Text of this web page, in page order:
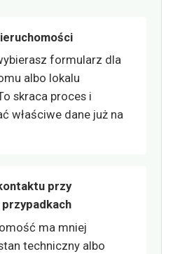
formularz dla
albo lokalu
skraca proces i
właściwe dane już na
przy
ma mniej
techniczny albo